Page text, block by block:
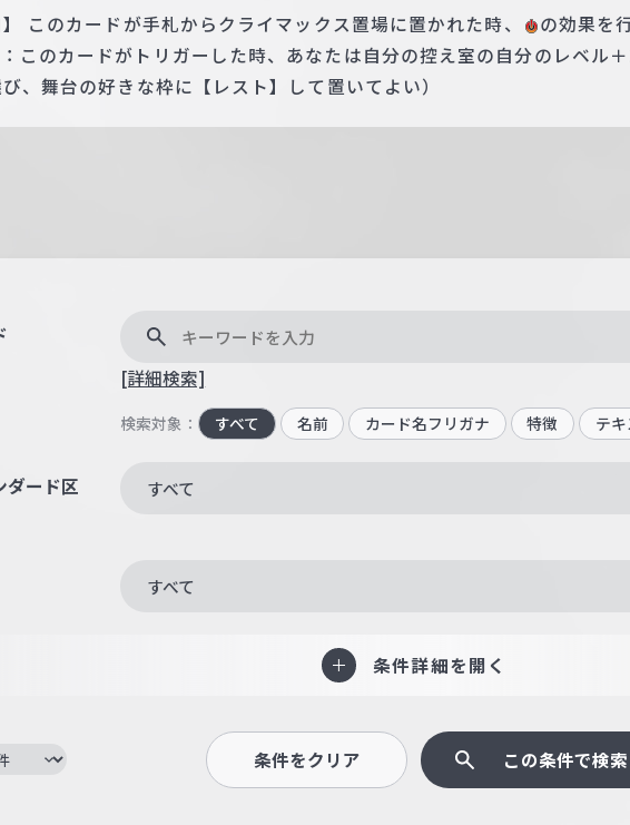
】 このカードが手札からクライマックス置場に置かれた時、
の効果を
：このカードがトリガーした時、あなたは自分の控え室の自分のレベル
、舞台の好きな枠に【レスト】して置いてよい）
[詳細検索]
検索対象： すべて 名前 カード名フリガナ 特徴 テ
ダード区
すべて
すべて
条件詳細を開く
条件をクリア この条件で検索